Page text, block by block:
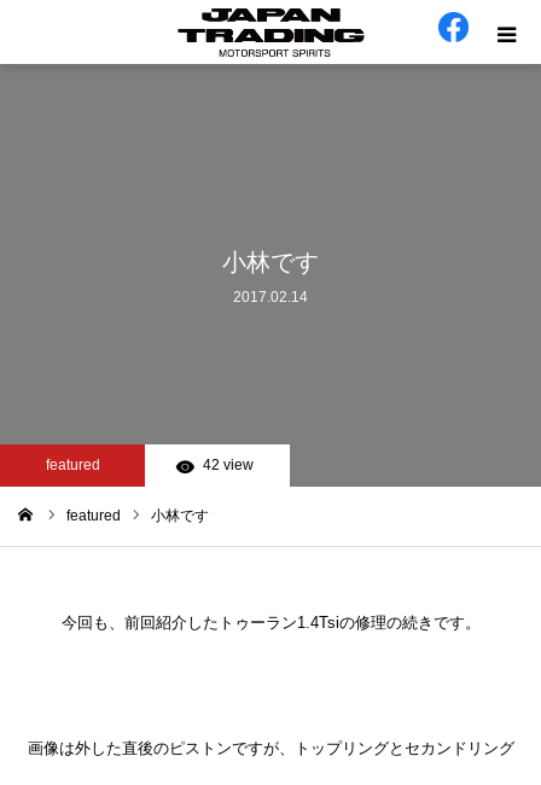
小林です
2017.02.14
featured 42 view
featured 小林です
今回も、前回紹介したトゥーラン1.4Tsiの修理の続きです。
画像は外した直後のピストンですが、トップリングとセカンドリング
お問い合わせ